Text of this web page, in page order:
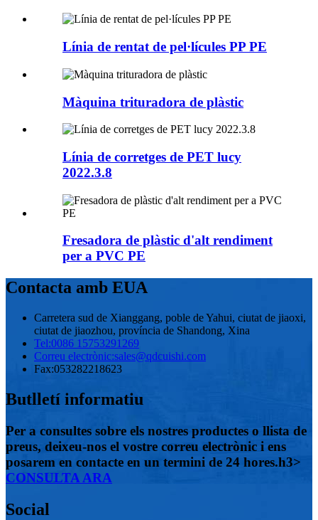
Línia de rentat de pel·lícules PP PE
Màquina trituradora de plàstic
Línia de corretges de PET lucy
2022.3.8
Fresadora de plàstic d'alt rendiment
per a PVC PE
Contacta amb EUA
Carretera sud de Xianggang, poble de Yahui, ciutat de jiaoxi,
ciutat de jiaozhou, província de Shandong, Xina
Tel:0086 15753291269
Correu electrònic:sales@qdcuishi.com
Fax:053282218623
Butlletí informatiu
Per a consultes sobre els nostres productes o llista de
preus, deixeu-nos el vostre correu electrònic i ens
posarem en contacte en un termini de 24 hores.h3>
CONSULTA ARA
Social